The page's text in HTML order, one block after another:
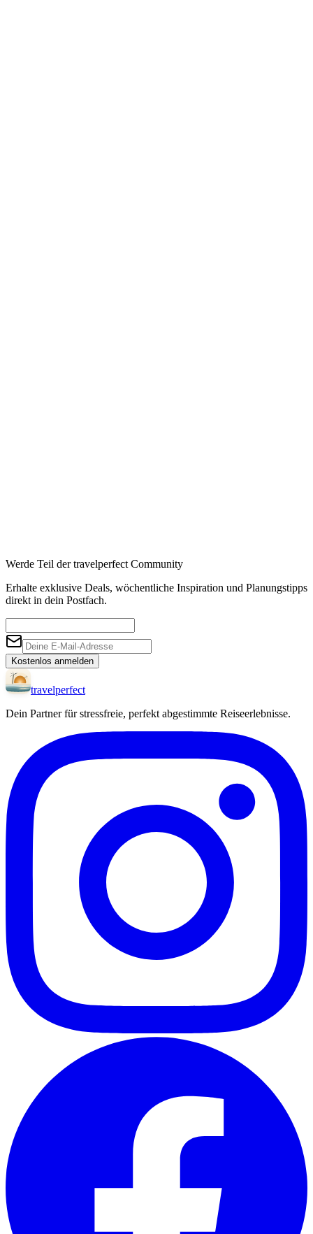
Werde Teil der travelperfect Community
Erhalte exklusive Deals, wöchentliche Inspiration und Planungstipps
direkt in dein Postfach.
Kostenlos anmelden
travelperfect
Dein Partner für stressfreie, perfekt abgestimmte Reiseerlebnisse.